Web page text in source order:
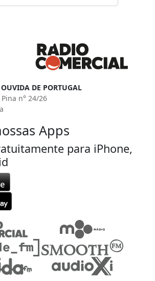
DE PORTUGAL
n° 24/26
Apps
para iPhone,